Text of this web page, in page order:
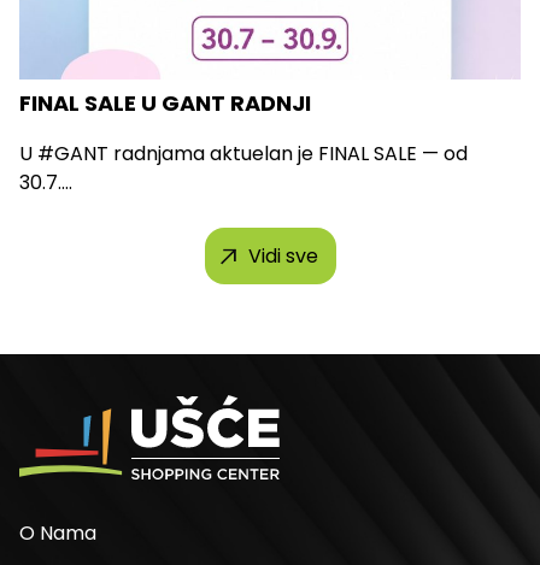
FINAL SALE U GANT RADNJI
U #GANT radnjama aktuelan je FINAL SALE — od
30.7....
Vidi sve
O Nama